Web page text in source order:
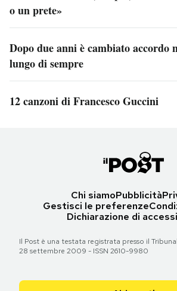
o un prete»
Dopo due anni è cambiato accordo
lungo di sempre
12 canzoni di Francesco Guccini
Chi siamoPubblicità
Gestisci le preferenze
Dichiarazione di
Il Post è una testata registrata presso il
28 settembre 2009 - ISSN 2610-9980